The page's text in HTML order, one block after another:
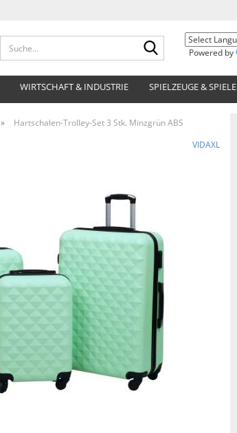
Suche...
Powered by
WIRTSCHAFT & INDUSTRIE SPIELZEUGE & SPIELE
»
Hartschalen-Trolley-Set 3 Stk. Minzgrün ABS
VIDAXL